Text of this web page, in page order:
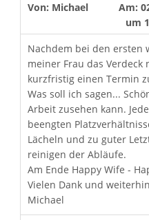
Von: Michael Am:
um
Nachdem bei den ersten
meiner Frau das
kurzfristig einen Termin
Was soll ich sagen...
Arbeit zusehen kann.
beengten
Lächeln und zu guter
reinigen der Abläufe.
Am Ende Happy Wife -
Vielen Dank und
Michael